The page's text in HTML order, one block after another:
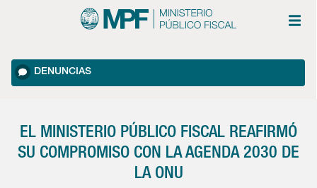
DENUNCIAS
EL MINISTERIO PÚBLICO FISCAL REAFIRMÓ
SU COMPROMISO CON LA AGENDA 2030 DE
LA ONU